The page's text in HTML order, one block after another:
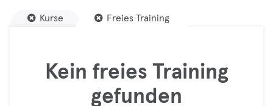
Kurse Freies Training
Kein freies Training
gefunden